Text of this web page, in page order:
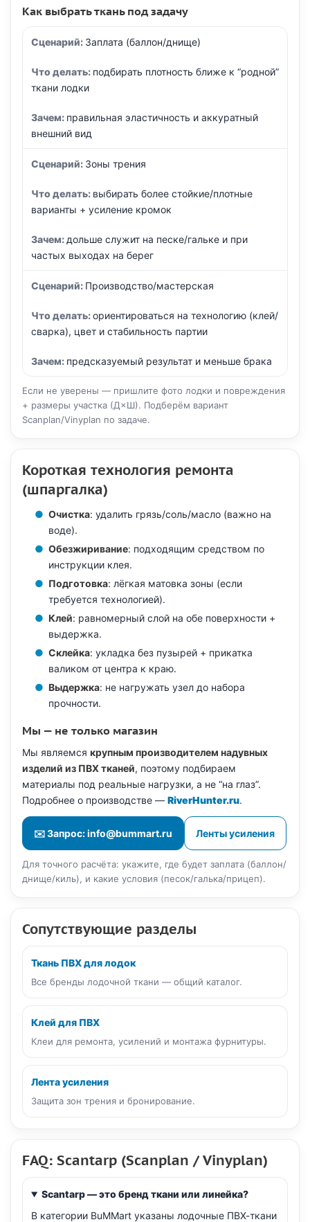
Как выбрать ткань под задачу
Заплата (баллон/днище)
подбирать плотность ближе к “родной”
ткани лодки
правильная эластичность и аккуратный
внешний вид
Зоны трения
выбирать более стойкие/плотные
варианты + усиление кромок
дольше служит на песке/гальке и при
частых выходах на берег
Производство/мастерская
ориентироваться на технологию (клей/
сварка), цвет и стабильность партии
предсказуемый результат и меньше брака
Если не уверены — пришлите фото лодки и повреждения
+ размеры участка (Д×Ш). Подберём вариант
Scanplan/Vinyplan по задаче.
Короткая технология ремонта
(шпаргалка)
Очистка: удалить грязь/соль/масло (важно на
воде).
Обезжиривание: подходящим средством по
инструкции клея.
Подготовка: лёгкая матовка зоны (если
требуется технологией).
Клей: равномерный слой на обе поверхности +
выдержка.
Склейка: укладка без пузырей + прикатка
валиком от центра к краю.
Выдержка: не нагружать узел до набора
прочности.
Мы — не только магазин
Мы являемся крупным производителем надувных
изделий из ПВХ тканей, поэтому подбираем
материалы под реальные нагрузки, а не “на глаз”.
Подробнее о производстве — RiverHunter.ru.
✉️ Запрос: info@bummart.ru Ленты усиления
Для точного расчёта: укажите, где будет заплата (баллон/
днище/киль), и какие условия (песок/галька/прицеп).
Сопутствующие разделы
Ткань ПВХ для лодок
Все бренды лодочной ткани — общий каталог.
Клей для ПВХ
Клеи для ремонта, усилений и монтажа фурнитуры.
Лента усиления
Защита зон трения и бронирование.
FAQ: Scantarp (Scanplan / Vinyplan)
Scantarp — это бренд ткани или линейка?
В категории BuMMart указаны лодочные ПВХ-ткани